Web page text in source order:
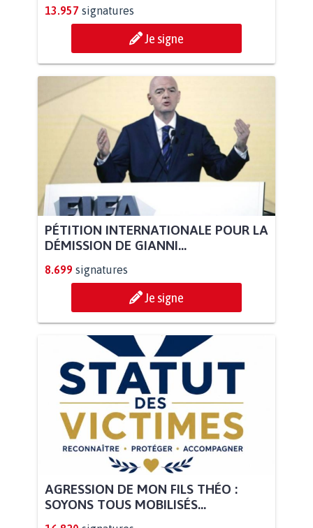
13.957 signatures
Je signe
PÉTITION INTERNATIONALE POUR LA
DÉMISSION DE GIANNI...
8.699 signatures
Je signe
AGRESSION DE MON FILS THÉO :
SOYONS TOUS MOBILISÉS...